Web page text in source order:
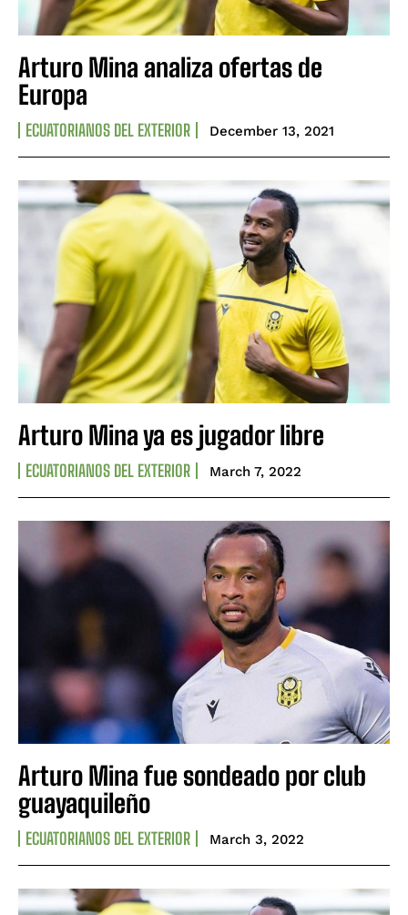
Arturo Mina analiza ofertas de
Europa
ECUATORIANOS DEL EXTERIOR December 13, 2021
Arturo Mina ya es jugador libre
ECUATORIANOS DEL EXTERIOR March 7, 2022
Arturo Mina fue sondeado por club
guayaquileño
ECUATORIANOS DEL EXTERIOR March 3, 2022